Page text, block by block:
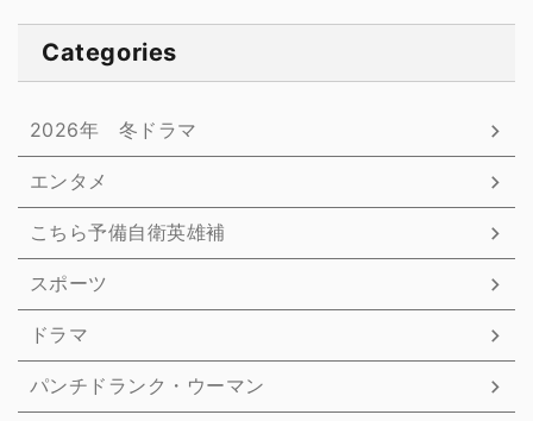
Categories
2026年 冬ドラマ
エンタメ
こちら予備自衛英雄補
スポーツ
ドラマ
パンチドランク・ウーマン